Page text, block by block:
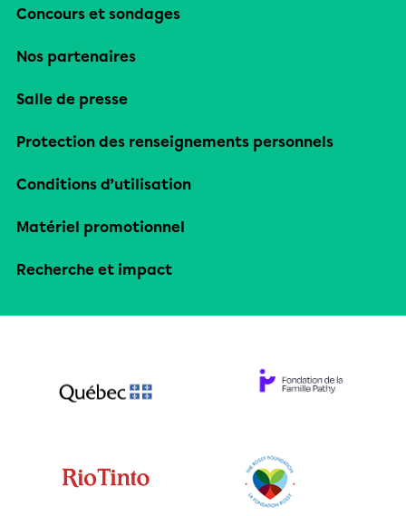
Concours et sondages
Nos partenaires
Salle de presse
Protection des renseignements personnels
Conditions d’utilisation
Matériel promotionnel
Recherche et impact